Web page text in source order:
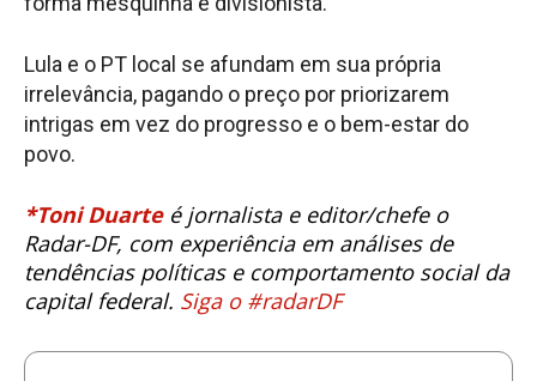
Lula e o PT local se afundam em sua própria
irrelevância, pagando o preço por priorizarem
intrigas em vez do progresso e o bem-estar do
povo.
*Toni Duarteé jornalista e editor/chefe o
Radar-DF, com experiência em análises de
tendências políticas e comportamento social da
capital federal. Siga o #radarDF